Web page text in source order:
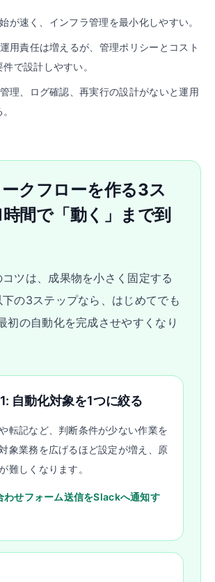
が速く、インフラ管理を最小化しやすい。
運用責任は増えるが、管理ポリシーとコスト
で設計しやすい。
理、ログ確認、再実行の設計がないと運用
クフローを作る3ス
間で「動く」まで到
ツは、成果物を小さく固定する
の3ステップなら、はじめてでも
初の自動化を完成させやすくなり
自動化対象を1つに絞る
転記など、判断条件が少ない作業を
象業務を広げるほど設定が増え、原
難しくなります。
わせフォーム送信をSlackへ通知す